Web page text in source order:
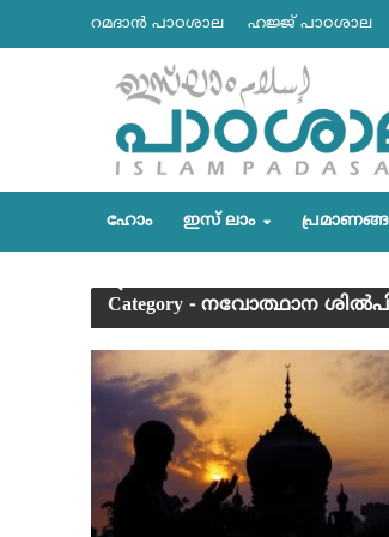
റമദാന്‍ പാഠശാല ഹജ്ജ് പാഠശാല
ഹോം ഇസ് ലാം
Category - നവോത്ഥാന